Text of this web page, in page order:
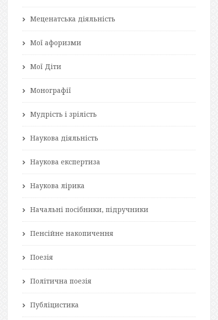
Меценатська діяльність
Мої афоризми
Мої Діти
Монографії
Мудрість і зрілість
Наукова діяльність
Наукова експертиза
Наукова лірика
Начальні посібники, підручники
Пенсійне накопичення
Поезія
Політична поезія
Публіцистика